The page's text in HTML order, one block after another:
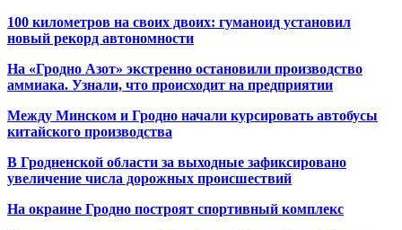
100 километров на своих двоих: гуманоид установил
новый рекорд автономности
На «Гродно Азот» экстренно остановили производство
аммиака. Узнали, что происходит на предприятии
Между Минском и Гродно начали курсировать автобусы
китайского производства
В Гродненской области за выходные зафиксировано
увеличение числа дорожных происшествий
На окраине Гродно построят спортивный комплекс